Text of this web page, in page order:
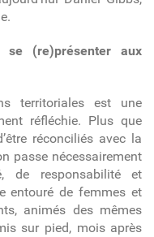
se (re)présenter aux
territoriales est une
réfléchie. Plus que
réconciliés avec la
passe nécessairement
de responsabilité et
entouré de femmes et
animés des mêmes
sur pied, mois après